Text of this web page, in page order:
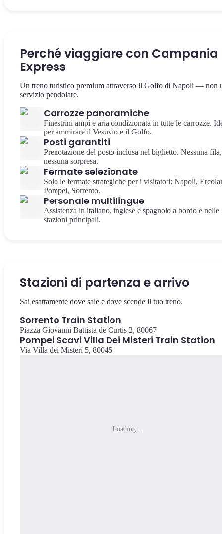
Perché viaggiare con Campania
Express
Un treno turistico premium attraverso il Golfo di Napoli — non
servizio pendolare.
Carrozze panoramiche
Finestrini ampi e aria condizionata in tutte le carrozze.
per ammirare il Vesuvio e il Golfo.
Posti garantiti
Prenotazione del posto inclusa nel biglietto. Nessuna fila,
nessuna sorpresa.
Fermate selezionate
Solo le fermate strategiche per i visitatori: Napoli,
Pompei, Sorrento.
Personale multilingue
Assistenza in italiano, inglese e spagnolo a bordo e nelle
stazioni principali.
Stazioni di partenza e arrivo
Sai esattamente dove sale e dove scende il tuo treno.
Sorrento Train Station
Piazza Giovanni Battista de Curtis 2, 80067
Pompei Scavi Villa Dei Misteri Train Station
Via Villa dei Misteri 5, 80045
Loading...